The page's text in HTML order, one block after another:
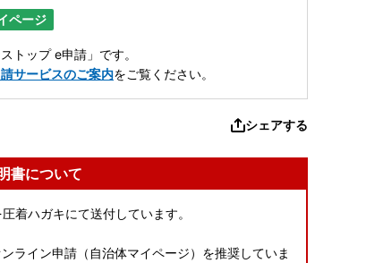
ページ
トップ e申請」です。
サービスのご案内をご覧ください。
シェアする
書について
着ハガキにて送付しています。
ライン申請（自治体マイページ）を推奨していま